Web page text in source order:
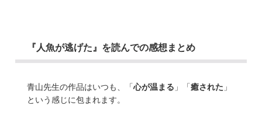
『人魚が逃げた』を読んでの感想まとめ
青山先生の作品はいつも、「心が温まる 」「癒された 」
という感じに包まれます。